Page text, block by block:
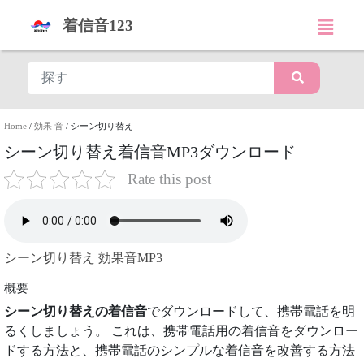
着信音123
Home / 効果 音 / シーン切り替え
シーン切り替え着信音MP3ダウンロード
Rate this post
シーン切り替え 効果音MP3
概要
シーン切り替えの着信音でダウンロードして、携帯電話を明
るくしましょう。 これは、携帯電話用の着信音をダウンロー
ドする方法と、携帯電話のシンプルな着信音を改善する方法